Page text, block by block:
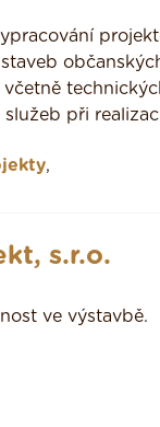
při
,
s.r.o.
ve výstavbě.